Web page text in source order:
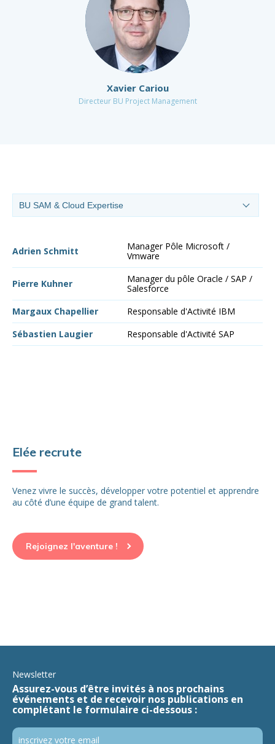
Xavier Cariou
Directeur BU Project Management
Adrien Schmitt
Manager Pôle Microsoft /
Vmware
Pierre Kuhner
Manager du pôle Oracle / SAP /
Salesforce
Margaux Chapellier
Responsable d'Activité IBM
Sébastien Laugier
Responsable d'Activité SAP
Elée recrute
Venez vivre le succès, développer votre potentiel et apprendre
au côté d’une équipe de grand talent.
Rejoignez l'aventure !
Newsletter
Assurez-vous d’être invités à nos prochains
événements et de recevoir nos publications en
complétant le formulaire ci-dessous :